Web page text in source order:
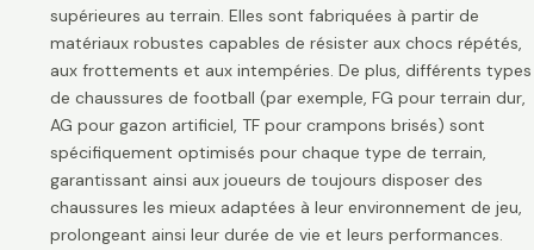
supérieures au terrain. Elles sont fabriquées à partir de
matériaux robustes capables de résister aux chocs répétés,
aux frottements et aux intempéries. De plus, différents types
de chaussures de football (par exemple, FG pour terrain dur,
AG pour gazon artificiel, TF pour crampons brisés) sont
spécifiquement optimisés pour chaque type de terrain,
garantissant ainsi aux joueurs de toujours disposer des
chaussures les mieux adaptées à leur environnement de jeu,
prolongeant ainsi leur durée de vie et leurs performances.